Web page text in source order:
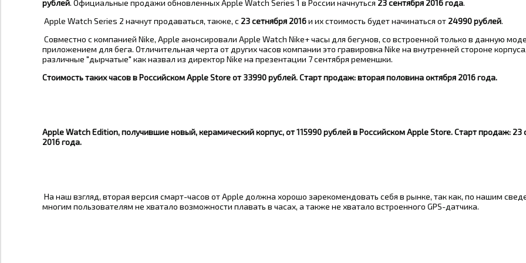
рублей. Официальные продажи обновленных Apple Watch Series 1 в России начнуться 23 сентября 2016 года.
Apple Watch Series 2 начнут продаваться, также, с 23 сетнября 2016и их стоимость будет начинаться от 24990 рублей.
Совместно с компанией Nike, Apple анонсировали Apple Watch Nike+ часы для бегунов, со встроенной только в данную
приложением для бега. Отличительная черта от других часов компании это гравировка Nike на внутренней стороне
различные "дырчатые" как назвал из директор Nike на презентации 7 сентября ременшки.
Стоимость таких часов в Российском Apple Store от 33990 рублей. Старт продаж:вторая половина октября 2016 года.
Apple Watch Edition, получившие новый, керамический корпус, от115990 рублейв Российском Apple Store. Старт продаж: 23
2016 года.
На наш взгляд, вторая версия смарт-часов от Apple должна хорошо зарекомендовать себя в рынке, так как, по нашим
многим пользователям не хватало возможности плавать в часах, а также не хватало встроенного GPS-датчика.